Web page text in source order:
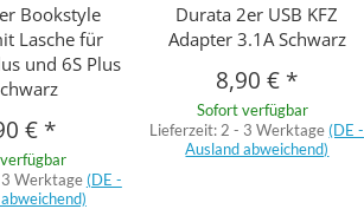
Bookstyle
Lasche für
und 6S Plus
€ *
Werktage (DE -
Durata 2er USB KFZ
Adapter 3.1A Schwarz
8,90 € *
Sofort verfügbar
Lieferzeit: 2 - 3 Werktage (DE -
Ausland abweichend)